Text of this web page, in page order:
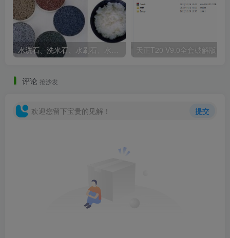
拾级而上.jpg
评论 抢沙发
欢迎您留下宝贵的见解！ 提交